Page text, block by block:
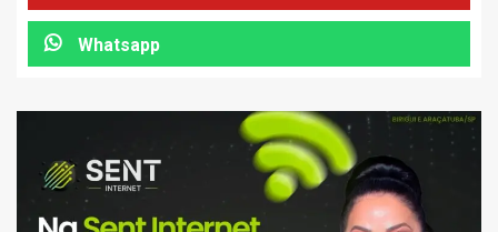
Whatsapp